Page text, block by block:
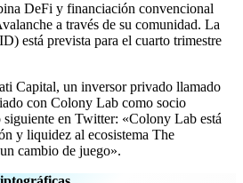
DeFi y financiación convencional
a través de su comunidad. La
está prevista para el cuarto trimestre
Capital, un inversor privado llamado
con Colony Lab como socio
en Twitter: «Colony Lab está
y liquidez al ecosistema The
cambio de juego».